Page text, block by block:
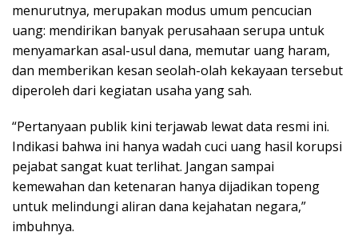
menurutnya, merupakan modus umum pencucian
uang: mendirikan banyak perusahaan serupa untuk
menyamarkan asal-usul dana, memutar uang haram,
dan memberikan kesan seolah-olah kekayaan tersebut
diperoleh dari kegiatan usaha yang sah.
“Pertanyaan publik kini terjawab lewat data resmi ini.
Indikasi bahwa ini hanya wadah cuci uang hasil korupsi
pejabat sangat kuat terlihat. Jangan sampai
kemewahan dan ketenaran hanya dijadikan topeng
untuk melindungi aliran dana kejahatan negara,”
imbuhnya.